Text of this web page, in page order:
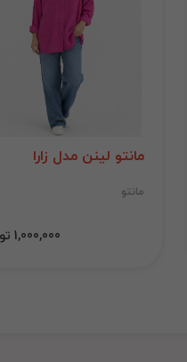
مانتو لینن مدل زارا
مانتو
1,000,000 تومان